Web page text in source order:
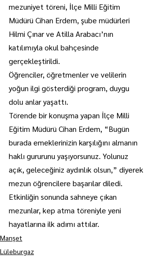
mezuniyet töreni, İlçe Milli Eğitim
Müdürü Cihan Erdem, şube müdürleri
Hilmi Çınar ve Atilla Arabacı’nın
katılımıyla okul bahçesinde
gerçekleştirildi.
Öğrenciler, öğretmenler ve velilerin
yoğun ilgi gösterdiği program, duygu
dolu anlar yaşattı.
Törende bir konuşma yapan İlçe Milli
Eğitim Müdürü Cihan Erdem, “Bugün
burada emeklerinizin karşılığını almanın
haklı gururunu yaşıyorsunuz. Yolunuz
açık, geleceğiniz aydınlık olsun,” diyerek
mezun öğrencilere başarılar diledi.
Etkinliğin sonunda sahneye çıkan
mezunlar, kep atma töreniyle yeni
hayatlarına ilk adımı attılar.
Manşet
Lüleburgaz